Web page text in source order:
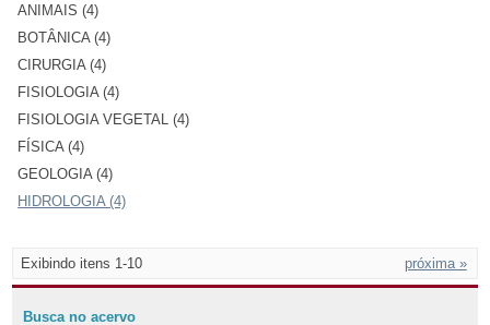
ANIMAIS (4)
BOTÂNICA (4)
CIRURGIA (4)
FISIOLOGIA (4)
FISIOLOGIA VEGETAL (4)
FÍSICA (4)
GEOLOGIA (4)
HIDROLOGIA (4)
Exibindo itens 1-10 próxima »
Busca no acervo